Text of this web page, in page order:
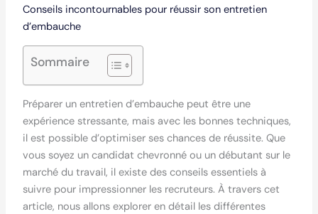
Conseils incontournables pour réussir son entretien
d’embauche
Sommaire
Préparer un entretien d’embauche peut être une
expérience stressante, mais avec les bonnes techniques,
il est possible d’optimiser ses chances de réussite. Que
vous soyez un candidat chevronné ou un débutant sur le
marché du travail, il existe des conseils essentiels à
suivre pour impressionner les recruteurs. À travers cet
article, nous allons explorer en détail les différentes